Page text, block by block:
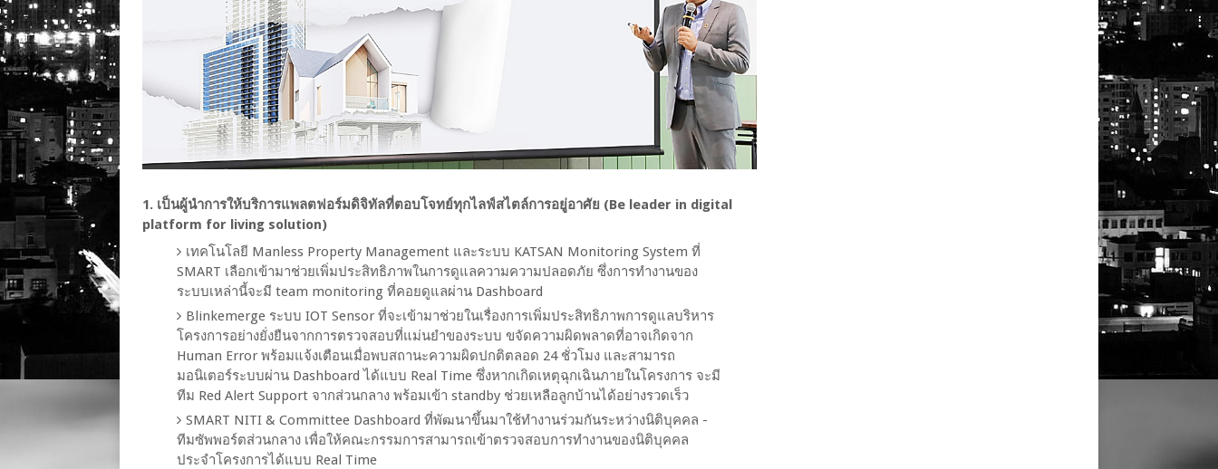
1. เป็นผู้นำการให้บริการแพลตฟอร์มดิจิทัลที่ตอบโจทย์ทุกไลฟ์สไตล์การอยู่อาศัย (Be leader in digital
platform for living solution)
เทคโนโลยี Manless Property Management และระบบ KATSAN Monitoring System ที่
SMART เลือกเข้ามาช่วยเพิ่มประสิทธิภาพในการดูแลความความปลอดภัย ซึ่งการทำงานของ
ระบบเหล่านี้จะมี team monitoring ที่คอยดูแลผ่าน Dashboard
Blinkemerge ระบบ IOT Sensor ที่จะเข้ามาช่วยในเรื่องการเพิ่มประสิทธิภาพการดูแลบริหาร
โครงการอย่างยั่งยืนจากการตรวจสอบที่แม่นยำของระบบ ขจัดความผิดพลาดที่อาจเกิดจาก
Human Error พร้อมแจ้งเตือนเมื่อพบสถานะความผิดปกติตลอด 24 ชั่วโมง และสามารถ
มอนิเตอร์ระบบผ่าน Dashboard ได้แบบ Real Time ซึ่งหากเกิดเหตุฉุกเฉินภายในโครงการ จะมี
ทีม Red Alert Support จากส่วนกลาง พร้อมเข้า standby ช่วยเหลือลูกบ้านได้อย่างรวดเร็ว
SMART NITI & Committee Dashboard ที่พัฒนาขึ้นมาใช้ทำงานร่วมกันระหว่างนิติบุคคล -
ทีมซัพพอร์ตส่วนกลาง เพื่อให้คณะกรรมการสามารถเข้าตรวจสอบการทำงานของนิติบุคคล
ประจำโครงการได้แบบ Real Time